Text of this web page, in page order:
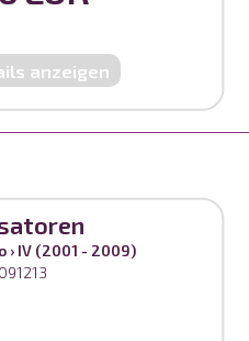
anzeigen
› IV (2001 - 2009)